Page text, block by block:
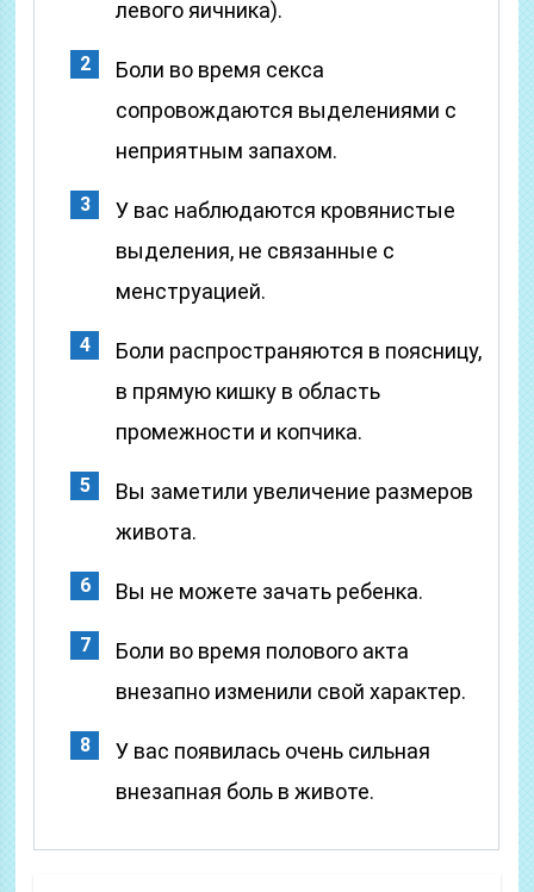
левого яичника).
Боли во время секса
сопровождаются выделениями с
неприятным запахом.
У вас наблюдаются кровянистые
выделения, не связанные с
менструацией.
Боли распространяются в поясницу,
в прямую кишку в область
промежности и копчика.
Вы заметили увеличение размеров
живота.
Вы не можете зачать ребенка.
Боли во время полового акта
внезапно изменили свой характер.
У вас появилась очень сильная
внезапная боль в животе.